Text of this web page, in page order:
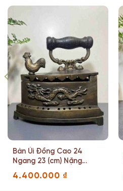
Bàn Ủi Đồng Cao 24
Ngang 23 (cm) Nặng
7.1(kg)
4.400.000 ₫